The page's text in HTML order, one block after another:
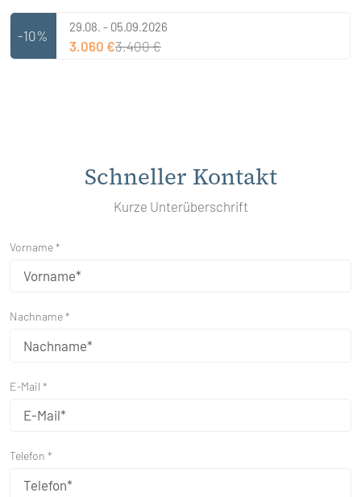
-10%
29.08. - 05.09.2026
3.060 €3.400 €
Schneller Kontakt
Kurze Unterüberschrift
Vorname *
Nachname *
E-Mail *
Telefon *